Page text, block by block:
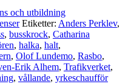
och utbildning
Etiketter: Anders Perklev,
, busskrock, Catharina
, halka, halt,
, Olof Lundemo, Rasbo,
Erik Alhem, Trafikverket,
, vållande, yrkeschaufför